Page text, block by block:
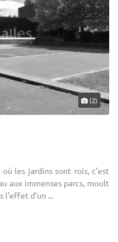
(2)
les jardins sont rois, c'est
aux immenses parcs, moult
l'effet d'un ...